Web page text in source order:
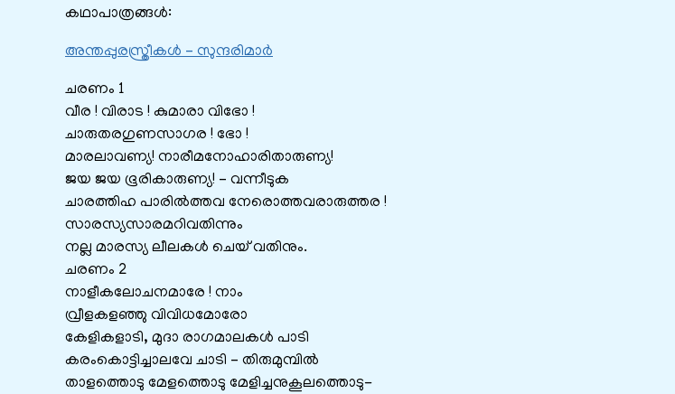
കഥാപാത്രങ്ങൾ:
അന്തപ്പുരസ്ത്രീകൾ – സുന്ദരിമാർ
ചരണം 1
വീര ! വിരാട ! കുമാരാ വിഭോ !
ചാരുതരഗുണസാഗര ! ഭോ !
മാരലാവണ്യ! നാരീമനോഹാരിതാരുണ്യ!
ജയ ജയ ഭൂരികാരുണ്യ! – വന്നീടുക
ചാരത്തിഹ പാരിൽത്തവ നേരൊത്തവരാരുത്തര !
സാരസ്യസാരമറിവതിന്നും
നല്ല മാരസ്യ ലീലകൾ ചെയ് വതിനും.
ചരണം 2
നാളീകലോചനമാരേ ! നാം
വ്രീളകളഞ്ഞു വിവിധമോരോ
കേളികളാടി, മുദാ രാഗമാലകൾ പാടി
കരംകൊട്ടിച്ചാലവേ ചാടി – തിരുമുമ്പിൽ
താളത്തൊടു മേളത്തൊടു മേളിച്ചനുകൂലത്തൊടു-